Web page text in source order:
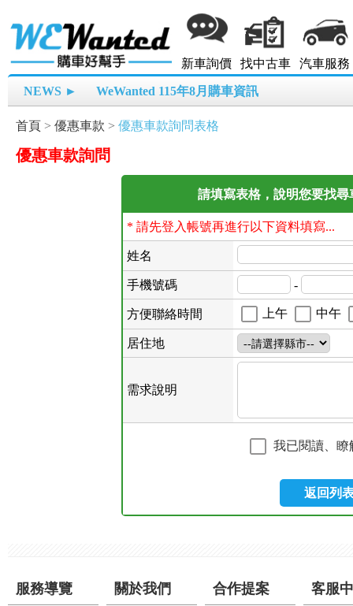
新車詢價 找中古車 汽車服務
NEWS ► WeWanted 115年8月購車資訊
首頁 > 優惠車款 > 優惠車款詢問表格
優惠車款詢問
請填寫表格，說明您要找
* 請先登入帳號再進行以下資料填寫...
姓名
手機號碼 -
方便聯絡時間 上午 中午
居住地
需求說明
我已閱讀、瞭
返回列
服務導覽 關於我們 合作提案 客服